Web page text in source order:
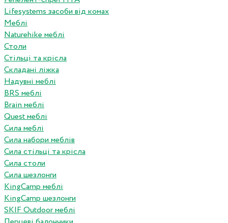
Lifesystems засоби від комах
Меблі
Naturehike меблі
Столи
Стільці та крісла
Складані ліжка
Надувні меблі
BRS меблі
Brain меблі
Quest меблі
Сила меблі
Сила набори меблів
Сила стільці та крісла
Сила столи
Сила шезлонги
KingCamp меблі
KingCamp шезлонги
SKIF Outdoor меблі